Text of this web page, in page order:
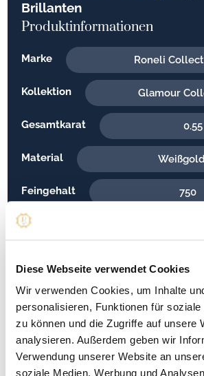
Diese Webseite verwendet Cookies
Wir verwenden Cookies, um Inhalte
personalisieren, Funktionen für soziale
zu können und die Zugriffe auf unsere
analysieren. Außerdem geben wir
Verwendung unserer Website an
soziale Medien, Werbung und
Brillanten
Produktinformationen
Marke Roneli
Kollektion Glamour
Gesamtkarat 0.55
Material Weißgold
Feingehalt 750
Gewicht
Steinqualität VS2
Edelsteinfarbe
Ringweite in mm